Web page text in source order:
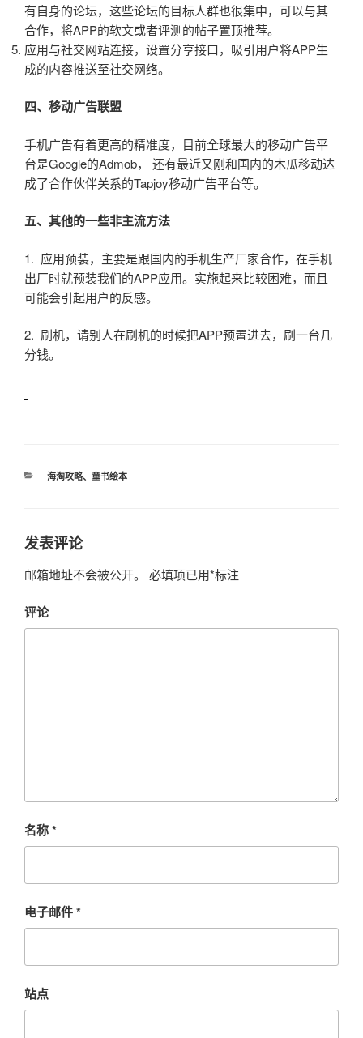
有自身的论坛，这些论坛的目标人群也很集中，可以与其
合作，将APP的软文或者评测的帖子置顶推荐。
应用与社交网站连接，设置分享接口，吸引用户将APP生
成的内容推送至社交网络。
四、移动广告联盟
手机广告有着更高的精准度，目前全球最大的移动广告平
台是Google的Admob， 还有最近又刚和国内的木瓜移动达
成了合作伙伴关系的Tapjoy移动广告平台等。
五、其他的一些非主流方法
1. 应用预装，主要是跟国内的手机生产厂家合作，在手机
出厂时就预装我们的APP应用。实施起来比较困难，而且
可能会引起用户的反感。
2. 刷机，请别人在刷机的时候把APP预置进去，刷一台几
分钱。
分
海淘攻略、 童书绘本
发表评论
邮箱地址不会被公开。 必填项已用*标注
评论
名称*
电子邮件*
站点